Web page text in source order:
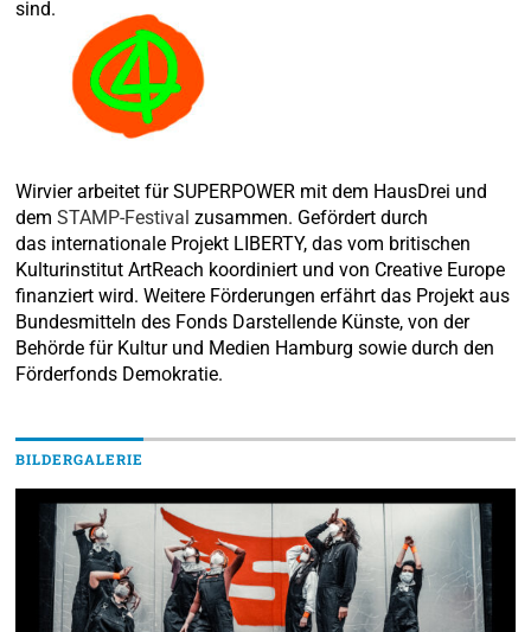
sind.
Wirvier arbeitet für SUPERPOWER mit dem HausDrei und
demSTAMP-Festival zusammen. Gefördert durch
das internationale Projekt LIBERTY, das vom britischen
Kulturinstitut ArtReach koordiniert und von Creative Europe
finanziert wird. Weitere Förderungen erfährt das Projekt aus
Bundesmitteln des Fonds Darstellende Künste, von der
Behörde für Kultur und Medien Hamburg sowie durch den
Förderfonds Demokratie.
BILDERGALERIE